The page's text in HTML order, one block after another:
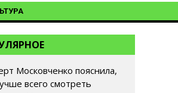
Московченко пояснила,
всего смотреть